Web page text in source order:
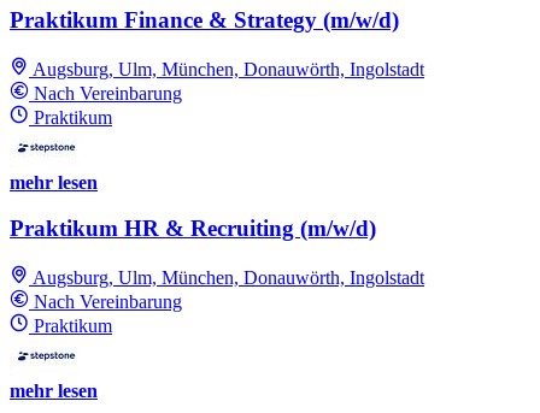
Praktikum Finance & Strategy (m/w/d)
Augsburg, Ulm, München, Donauwörth, Ingolstadt
Nach Vereinbarung
Praktikum
mehr lesen
Praktikum HR & Recruiting (m/w/d)
Augsburg, Ulm, München, Donauwörth, Ingolstadt
Nach Vereinbarung
Praktikum
mehr lesen